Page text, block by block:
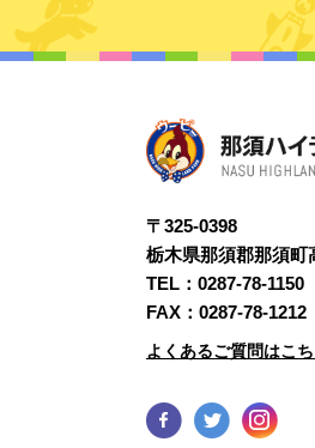
〒325-0398
栃木県那須郡那須町
TEL： 0287-78-1150
FAX：0287-78-1212
よくあるご質問はこ